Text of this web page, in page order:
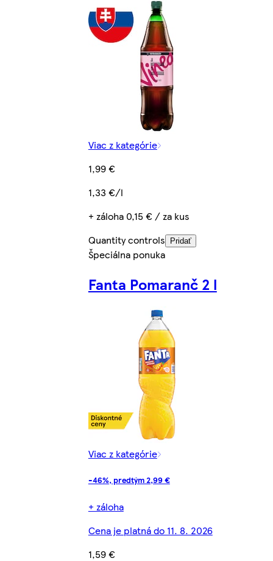
Viac z kategórie
1,99 €
1,33 €/l
+ záloha 0,15 € / za kus
Quantity controls
Pridať
Špeciálna ponuka
Fanta Pomaranč 2 l
Viac z kategórie
-46%, predtým 2,99 €
+ záloha
Cena je platná do 11. 8. 2026
1,59 €